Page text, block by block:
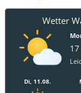
Wetter
Di, 11.08.